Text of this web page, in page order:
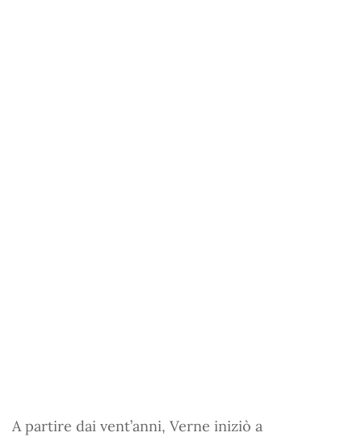
A partire dai vent’anni, Verne iniziò a